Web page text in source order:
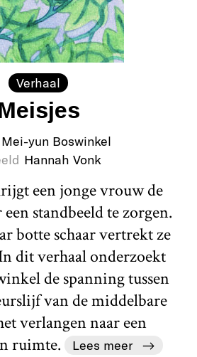
Verhaal
Mei-yun Boswinkel
Hannah Vonk
een jonge vrouw de
standbeeld te zorgen.
botte schaar vertrekt ze
dit verhaal onderzoekt
de spanning tussen
van de middelbare
verlangen naar een
ruimte.
Lees meer